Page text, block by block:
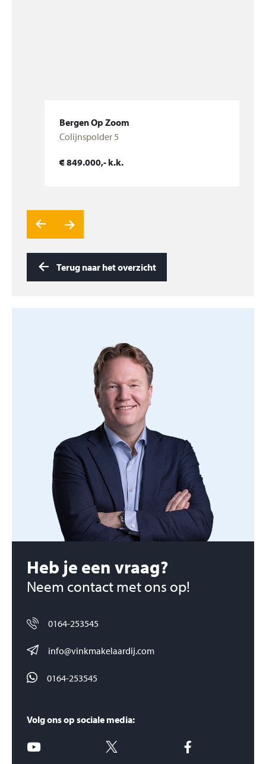
laminaatvloer en bergruimte achter knieschotten.
vrijstaand houten berging v.v. elektra en EPDM
dakbedekking.
Algemeen:
Het schilderwerk aan de buitenzijde is uitgevoerd in
Bekijk woning
Bergen Op Zoom
Colijnspolder 5
€ 849.000,- k.k.
Terug naar het overzicht
Heb je een vraag?
Neem contact met ons op!
0164-253545
info@vinkmakelaardij.com
0164-253545
Volg ons op sociale media: